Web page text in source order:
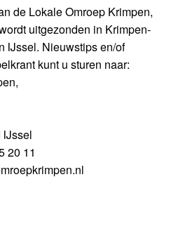
de Lokale Omroep Krimpen,
uitgezonden in Krimpen-
IJssel. Nieuwstips en/of
kunt u sturen naar:
IJssel
20 11